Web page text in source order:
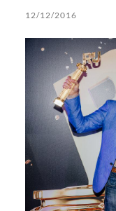
12/12/2016